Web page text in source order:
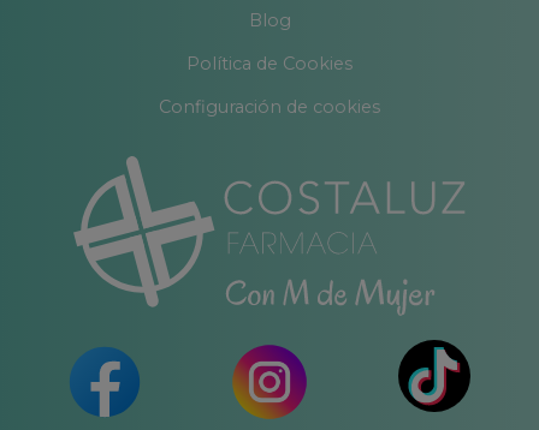
Blog
Política de Cookies
Configuración de cookies